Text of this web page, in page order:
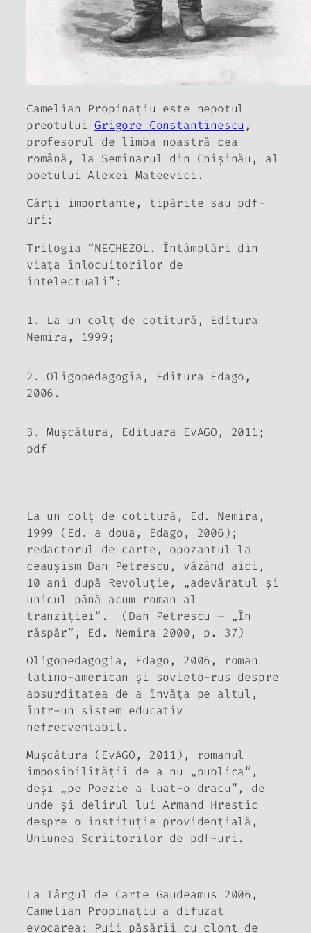
Camelian Propinațiu este nepotul
preotuluiGrigore Constantinescu ,
profesorul de limba noastră cea
română, la Seminarul din Chișinău, al
poetului Alexei Mateevici.
Cărți importante, tipărite sau pdf-
uri:
Trilogia “NECHEZOL. Întâmplări din
viața înlocuitorilor de
intelectuali”:
1. La un colț de cotitură, Editura
Nemira, 1999;
2. Oligopedagogia, Editura Edago,
2006.
3. Mușcătura, Edituara EvAGO, 2011;
pdf
La un colț de cotitură , Ed. Nemira,
1999 (Ed. a doua, Edago, 2006);
redactorul de carte, opozantul la
ceaușism Dan Petrescu, văzând aici,
10 ani după Revoluție, „adevăratul și
unicul până acum roman al
tranziției“. (Dan Petrescu – „În
răspăr”, Ed. Nemira 2000, p. 37)
Oligopedagogia, Edago, 2006, roman
latino-american și sovieto-rus despre
absurditatea de a învăța pe altul,
într-un sistem educativ
nefrecventabil.
Mușcătura (EvAGO, 2011), romanul
imposibilității de a nu „publica“,
deși „pe Poezie a luat-o dracu”, de
unde și delirul lui Armand Hrestic
despre o instituție providențială,
Uniunea Scriitorilor de pdf-uri.
La Târgul de Carte Gaudeamus 2006,
Camelian Propinațiu a difuzat
evocarea: Puii păsării cu clonț de